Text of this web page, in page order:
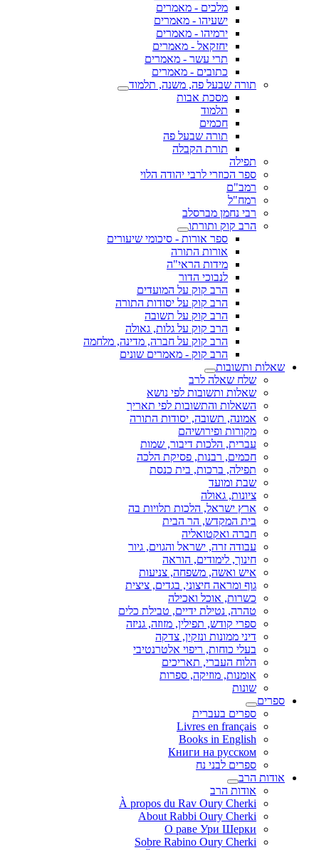
מלכים - מאמרים
ישעיהו - מאמרים
ירמיהו - מאמרים
יחזקאל - מאמרים
תרי עשר - מאמרים
כתובים - מאמרים
תורה שבעל פה, משנה, תלמוד
מסכת אבות
תלמוד
חכמים
תורה שבעל פה
תורת הקבלה
תפילה
ספר הכוזרי לרבי יהודה הלוי
רמב"ם
רמח"ל
רבי נחמן מברסלב
הרב קוק ותורתו
ספר אורות - סיכומי שיעורים
אורות התורה
מידות הראי"ה
לנבוכי הדור
הרב קוק על המועדים
הרב קוק על יסודות התורה
הרב קוק על תשובה
הרב קוק על גלות, גאולה
הרב קוק על חברה, מדינה, מלחמה
הרב קוק - מאמרים שונים
שאלות ותשובות
שלח שאלה לרב
שאלות ותשובות לפי נושא
השאלות והתשובות לפי תאריך
אמונה, תשובה, יסודות התורה
מקורות ופירושיהם
עברית, הלכות דיבור, שמות
חכמים, רבנות, פסיקת הלכה
תפילה, ברכות, בית כנסת
שבת ומועד
ציונות, גאולה
ארץ ישראל, הלכות תלויות בה
בית המקדש, הר הבית
חברה ואקטואליה
עבודה זרה, ישראל והגוים, גיור
חינוך, לימודים, הוראה
איש ואשה, משפחה, צניעות
גוף ומראה חיצוני, בגדים, ציצית
כשרות, אוכל ואכילה
טהרה, נטילת ידיים, טבילת כלים
ספרי קודש, תפילין, מזוזה, גניזה
דיני ממונות ונזקין, צדקה
בעלי כוחות, ריפוי אלטרנטיבי
הלוח העברי, תאריכים
אומנות, מוזיקה, ספרות
שונות
ספרים
ספרים בעברית
Livres en français
Books in English
Книги на русском
ספרים לבני נח
אודות הרב
אודות הרב
À propos du Rav Oury Cherki
About Rabbi Oury Cherki
О раве Ури Шерки
Sobre Rabino Oury Cherki